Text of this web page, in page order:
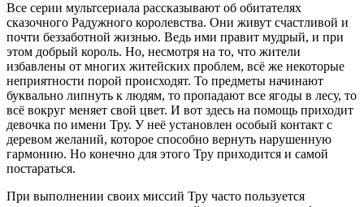
Все серии мультсериала рассказывают об обитателях
сказочного Радужного королевства. Они живут счастливой и
почти беззаботной жизнью. Ведь ими правит мудрый, и при
этом добрый король. Но, несмотря на то, что жители
избавлены от многих житейских проблем, всё же некоторые
неприятности порой происходят. То предметы начинают
буквально липнуть к людям, то пропадают все ягоды в лесу, то
всё вокруг меняет свой цвет. И вот здесь на помощь приходит
девочка по имени Тру. У неё установлен особый контакт с
деревом желаний, которое способно вернуть нарушенную
гармонию. Но конечно для этого Тру приходится и самой
постараться.
При выполнении своих миссий Тру часто пользуется